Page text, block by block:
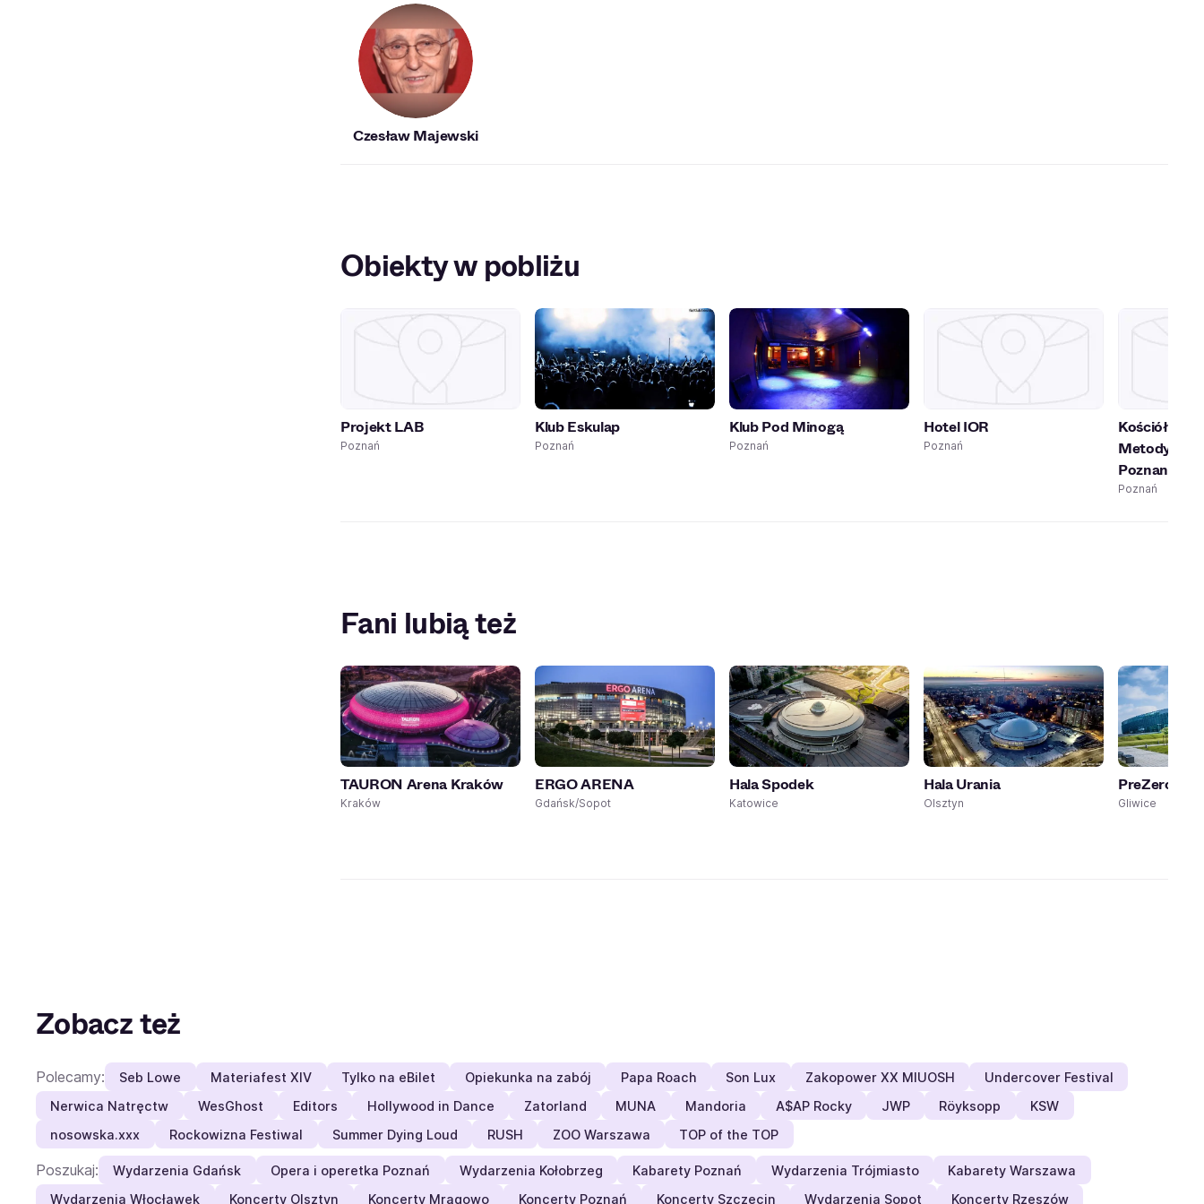
Czesław Majewski
Obiekty w pobliżu
Projekt LAB
Poznań
Klub Eskulap
Poznań
Klub Pod Minogą
Poznań
Hotel IOR
Poznań
Kościół
Poznaniu
Poznań
Fani lubią też
TAURON Arena Kraków
Kraków
ERGO ARENA
Gdańsk/Sopot
Hala Spodek
Katowice
Hala Urania
Olsztyn
PreZero
Gliwice
Zobacz też
Polecamy: Seb Lowe Materiafest XIV Tylko na eBilet Opiekunka na zabój Papa Roach Son Lux Zakopower XX MIUOSH
Undercover Festival
Nerwica Natręctw
WesGhost Editors Hollywood in Dance Zatorland MUNA Mandoria A$AP Rocky JWP Röyksopp
KSW
nosowska.xxx
Rockowizna Festiwal Summer Dying Loud RUSH ZOO Warszawa TOP of the TOP
Poszukaj: Wydarzenia Gdańsk Opera i operetka Poznań Wydarzenia Kołobrzeg Kabarety Poznań Wydarzenia Trójmiasto
Kabarety Warszawa
Wydarzenia Włocławek
Koncerty Olsztyn Koncerty Mrągowo Koncerty Poznań Koncerty Szczecin Wydarzenia Sopot Koncerty Rzeszów